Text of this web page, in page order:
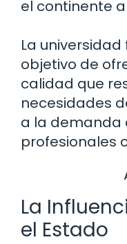
el continente
La
objetivo de
calidad que
necesidades
a la demanda
profesionales
La
el Estado